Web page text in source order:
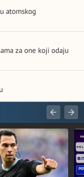
atomskog
za one koji odaju